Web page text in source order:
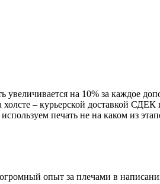
увеличивается на 10% за каждое
холсте – курьерской доставкой
печать не на каком из
опыт за плечами в